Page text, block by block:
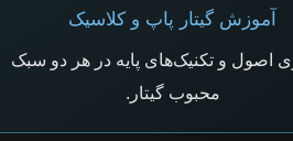
آموزش گیتار پاپ و کلاسیک
اصول و تکنیک‌های پایه در هر دو سبک
محبوب گیتار.